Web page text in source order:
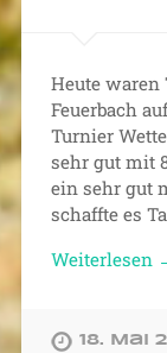
Heute
Feuerbach
Turnier
sehr gut mit
ein sehr gut
schaffte es
Weiterlesen
18. Mai